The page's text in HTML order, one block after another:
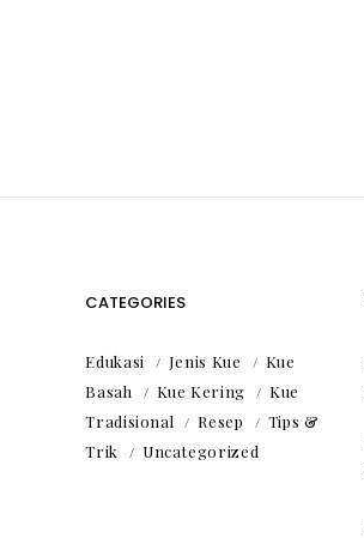
CATEGORIES
Edukasi Jenis Kue
Kue
Basah
Kue Kering
Kue
Tradisional
Resep
Tips &
Trik
Uncategorized